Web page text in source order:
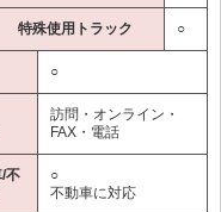
特殊使用トラック ○
○
訪問・オンライン・
FAX・電話
不
○
不動車に対応